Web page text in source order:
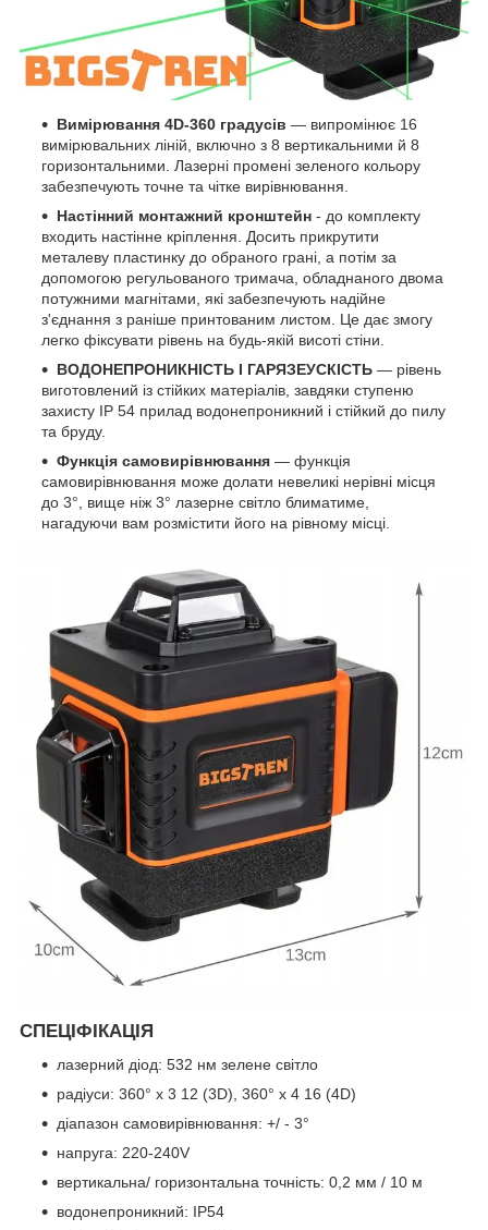
Вимірювання 4D-360 градусів — випромінює 16
вимірювальних ліній, включно з 8 вертикальними й 8
горизонтальними. Лазерні промені зеленого кольору
забезпечують точне та чітке вирівнювання.
Настінний монтажний кронштейн - до комплекту
входить настінне кріплення. Досить прикрутити
металеву пластинку до обраного грані, а потім за
допомогою регульованого тримача, обладнаного двома
потужними магнітами, які забезпечують надійне
з'єднання з раніше принтованим листом. Це дає змогу
легко фіксувати рівень на будь-якій висоті стіни.
ВОДОНЕПРОНИКНІСТЬ І ГАРЯЗЕУСКІСТЬ — рівень
виготовлений із стійких матеріалів, завдяки ступеню
захисту IP 54 прилад водонепроникний і стійкий до пилу
та бруду.
Функція самовирівнювання — функція
самовирівнювання може долати невеликі нерівні місця
до 3°, вище ніж 3° лазерне світло блиматиме,
нагадуючи вам розмістити його на рівному місці.
СПЕЦІФІКАЦІЯ
лазерний діод: 532 нм зелене світло
радіуси: 360° x 3 12 (3D), 360° x 4 16 (4D)
діапазон самовирівнювання: +/ - 3°
напруга: 220-240V
вертикальна/ горизонтальна точність: 0,2 мм / 10 м
водонепроникний: IP54